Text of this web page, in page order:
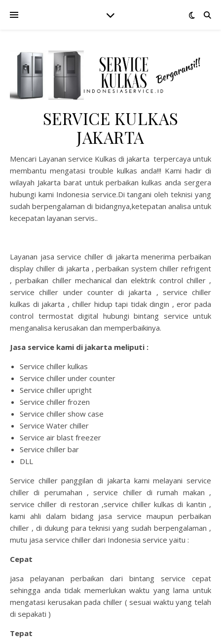
SERVICE KULKAS
JAKARTA
Mencari Layanan service Kulkas di jakarta terpercaya untuk
membantu mengatasi trouble kulkas anda!!! Kami hadir di
wilayah Jakarta barat untuk perbaikan kulkas anda sergera
hubungi kami Indonesia service.Di tangani oleh teknisi yang
sudah berpengalaman di bidangnya,ketepatan analisa untuk
kecepatan layanan servis..
Layanan jasa service chiller di jakarta menerima perbaikan
display chiller di jakarta , perbaikan system chiller refrigent
, perbaikan chiller mechanical dan elektrik control chiller ,
service chiller under counter di jakarta , service chiller
kulkas di jakarta , chiller hidup tapi tidak dingin , eror pada
control termostat digital hubungi bintang service untuk
menganalisa kerusakan dan memperbaikinya.
Jasa service kami di jakarta meliputi :
Service chiller kulkas
Service chiller under counter
Service chiller upright
Service chiller frozen
Service chiller show case
Service Water chiller
Service air blast freezer
Service chiller bar
DLL
Service chiller panggilan di jakarta kami melayani service
chiller di perumahan , service chiller di rumah makan ,
service chiller di restoran ,service chiller kulkas di kantin ,
kami ahli dalam bidang jasa service maupun perbaikan
chiller , di dukung para teknisi yang sudah berpengalaman ,
mutu jasa service chiller dari Indonesia service yaitu :
Cepat
jasa pelayanan perbaikan dari bintang service cepat
sehingga anda tidak memerlukan waktu yang lama untuk
mengatasi kerusakan pada chiller ( sesuai waktu yang telah
di sepakati )
Tepat